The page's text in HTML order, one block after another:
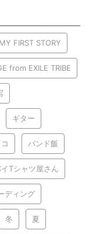
MY FIRST STORY
from EXILE TRIBE
ギター
バンド飯
Tシャツ屋さん
ディング
冬 夏